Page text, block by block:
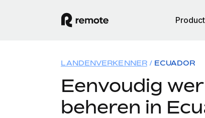
LANDENVERKENNER ECUADOR
Eenvoudig
beheren in